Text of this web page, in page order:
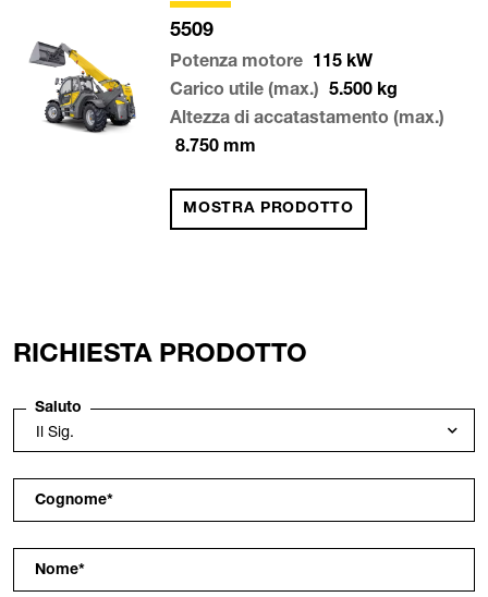
5509
Potenza motore 115 kW
Carico utile (max.)
5.500 kg
Altezza di accatastamento (max.)
8.750 mm
MOSTRA PRODOTTO
RICHIESTA PRODOTTO
Saluto
Cognome*
Nome*